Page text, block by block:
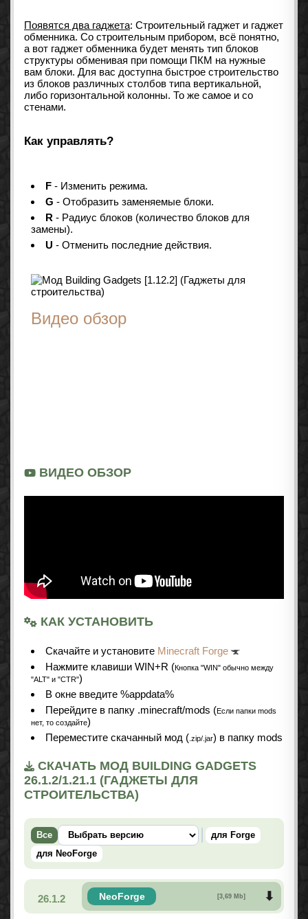
Появятся два гаджета: Строительный гаджет и гаджет
обменника. Со строительным прибором, всё понятно,
а вот гаджет обменника будет менять тип блоков
структуры обменивая при помощи ПКМ на нужные
вам блоки. Для вас доступна быстрое строительство
из блоков различных столбов типа вертикальной,
либо горизонтальной колонны. То же самое и со
стенами.
Как управлять?
F - Изменить режима.
G - Отобразить заменяемые блоки.
R - Радиус блоков (количество блоков для
замены).
U - Отменить последние действия.
Видео обзор
ВИДЕО ОБЗОР
КАК УСТАНОВИТЬ
Cкачайте и установите Minecraft Forge
Нажмите клавиши WIN+R (Кнопка "WIN" обычно между
"ALT" и "CTR")
В окне введите %appdata%
Перейдите в папку .minecraft/mods (Если папки mods
нет, то создайте)
Переместите скачанный мод ( .zip/.jar) в папку mods
СКАЧАТЬ МОД BUILDING GADGETS
26.1.2/1.21.1 (ГАДЖЕТЫ ДЛЯ
СТРОИТЕЛЬСТВА)
Все
для Forge
для NeoForge
26.1.2 NeoForge [3,69 Mb]